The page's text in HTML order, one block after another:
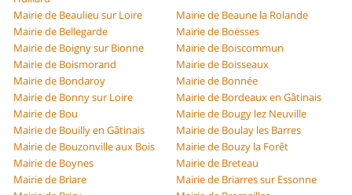
Mairie de Beaulieu sur Loire
Mairie de Beaune la Rolande
Mairie de Bellegarde
Mairie de Boësses
Mairie de Boigny sur Bionne
Mairie de Boiscommun
Mairie de Boismorand
Mairie de Boisseaux
Mairie de Bondaroy
Mairie de Bonnée
Mairie de Bonny sur Loire
Mairie de Bordeaux en Gâtinais
Mairie de Bou
Mairie de Bougy lez Neuville
Mairie de Bouilly en Gâtinais
Mairie de Boulay les Barres
Mairie de Bouzonville aux Bois
Mairie de Bouzy la Forêt
Mairie de Boynes
Mairie de Breteau
Mairie de Briare
Mairie de Briarres sur Essonne